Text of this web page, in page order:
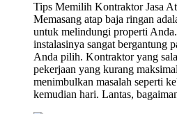
Tips Memilih Kontraktor Jasa
Memasang atap baja ringan
untuk melindungi properti
instalasinya sangat bergantung
Anda pilih. Kontraktor yang
pekerjaan yang kurang
menimbulkan masalah seperti
kemudian hari. Lantas,